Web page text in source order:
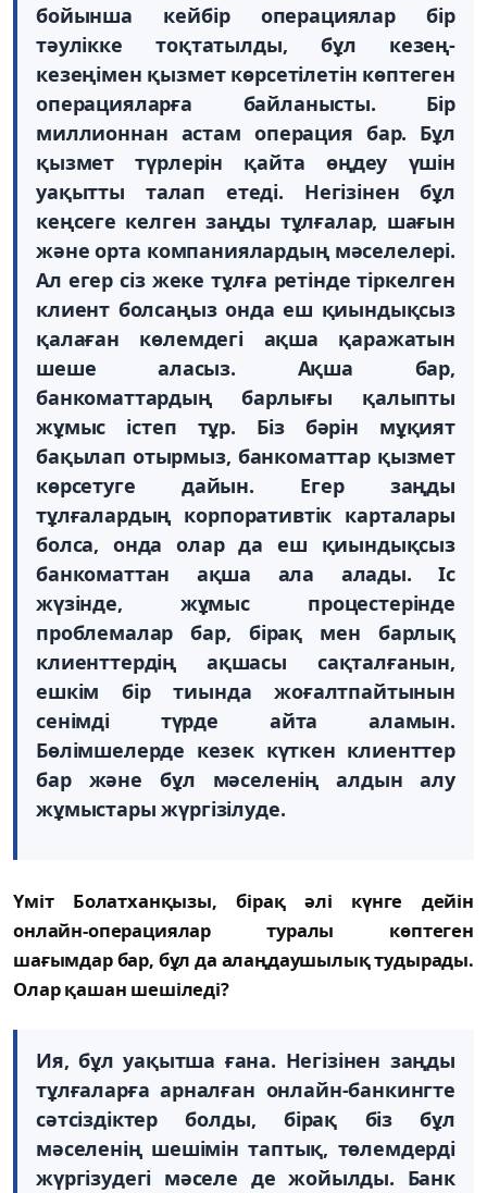
бойынша кейбір операциялар бір
тәулікке тоқтатылды, бұл кезең-
кезеңімен қызмет көрсетілетін көптеген
операцияларға байланысты. Бір
миллионнан астам операция бар. Бұл
қызмет түрлерін қайта өңдеу үшін
уақытты талап етеді. Негізінен бұл
кеңсеге келген заңды тұлғалар, шағын
және орта компаниялардың мәселелері.
Ал егер сіз жеке тұлға ретінде тіркелген
клиент болсаңыз онда еш қиындықсыз
қалаған көлемдегі ақша қаражатын
шеше аласыз. Ақша бар,
банкоматтардың барлығы қалыпты
жұмыс істеп тұр. Біз бәрін мұқият
бақылап отырмыз, банкоматтар қызмет
көрсетуге дайын. Егер заңды
тұлғалардың корпоративтік карталары
болса, онда олар да еш қиындықсыз
банкоматтан ақша ала алады. Іс
жүзінде, жұмыс процестерінде
проблемалар бар, бірақ мен барлық
клиенттердің ақшасы сақталғанын,
ешкім бір тиында жоғалтпайтынын
сенімді түрде айта аламын.
Бөлімшелерде кезек күткен клиенттер
бар және бұл мәселенің алдын алу
жұмыстары жүргізілуде.
Үміт Болатханқызы, бірақ әлі күнге дейін
онлайн-операциялар туралы көптеген
шағымдар бар, бұл да алаңдаушылық тудырады.
Олар қашан шешіледі?
Ия, бұл уақытша ғана. Негізінен заңды
тұлғаларға арналған онлайн-банкингте
сәтсіздіктер болды, бірақ біз бұл
мәселенің шешімін таптық, төлемдерді
жүргізудегі мәселе де жойылды. Банк